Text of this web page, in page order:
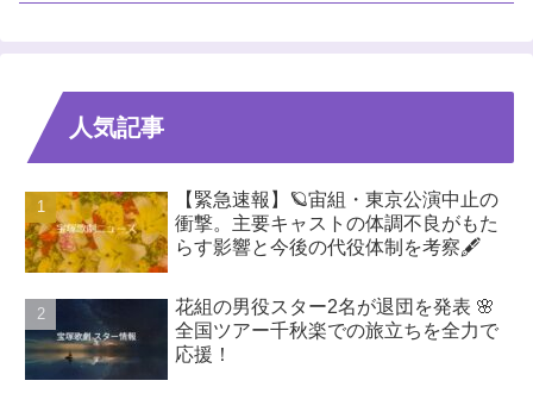
人気記事
【緊急速報】🪐宙組・東京公演中止の
衝撃。主要キャストの体調不良がもた
らす影響と今後の代役体制を考察🖋️
花組の男役スター2名が退団を発表 🌸
全国ツアー千秋楽での旅立ちを全力で
応援！